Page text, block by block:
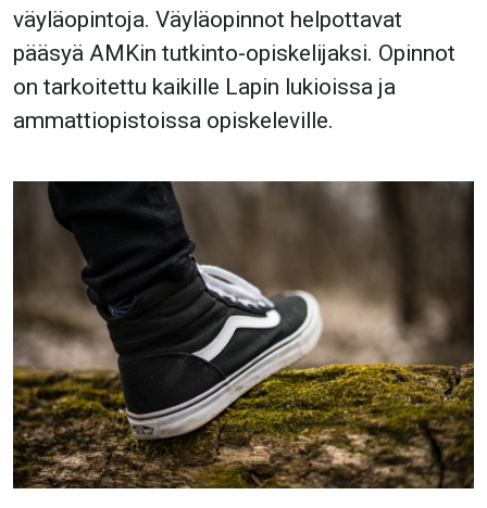
väyläopintoja. Väyläopinnot helpottavat
pääsyä AMKin tutkinto-opiskelijaksi. Opinnot
on tarkoitettu kaikille Lapin lukioissa ja
ammattiopistoissa opiskeleville.